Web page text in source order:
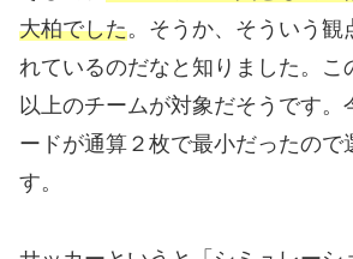
大柏でした。そうか、そういう観
れているのだなと知りました。こ
以上のチームが対象だそうです。
ードが通算２枚で最小だったので
す。